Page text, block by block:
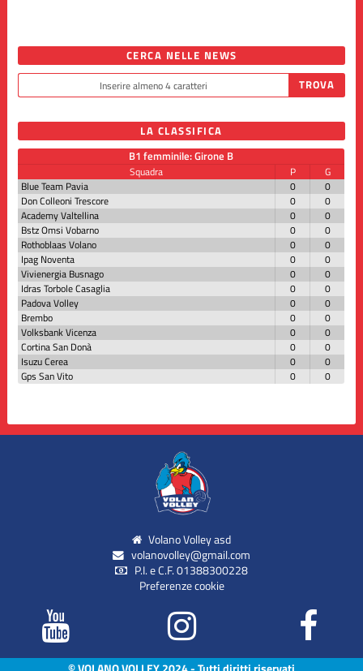
CERCA NELLE NEWS
LA CLASSIFICA
B1 femminile: Girone B
Squadra P
G
Blue Team Pavia
0
0
Don Colleoni Trescore
0
0
Academy Valtellina
0
0
Bstz Omsi Vobarno
0
0
Rothoblaas Volano
0
0
Ipag Noventa
0
0
Vivienergia Busnago
0
0
Idras Torbole Casaglia
0
0
Padova Volley
0
0
Brembo
0
0
Volksbank Vicenza
0
0
Cortina San Donà
0
0
Isuzu Cerea
0
0
Gps San Vito
0 0
Volano Volley asd
volanovolley@gmail.com
P.I. e C.F. 01388300228
Preferenze cookie